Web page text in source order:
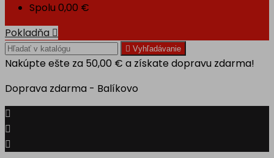
Spolu 0,00 €
Pokladňa 
 Vyhľadávanie
Nakúpte ešte za 50,00 € a získate dopravu zdarma!
Doprava zdarma - Balíkovo


